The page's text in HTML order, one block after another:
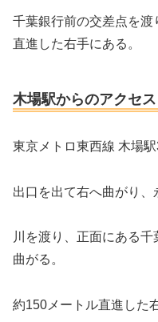
千葉銀行前の交差点を
直進した右手にある。
木場駅からのアクセス
東京メトロ東西線 木場
出口を出て右へ曲がり、
川を渡り、正面にある
曲がる。
約150メートル直進した